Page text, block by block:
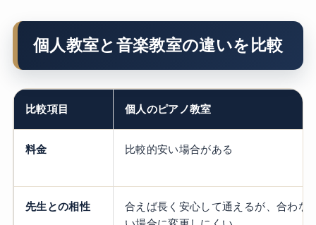
個人教室と音楽教室の違いを比較
比較項目 個人のピアノ教室
料金 比較的安い場合がある
先生との相性
合えば長く安心して通えるが、合わな